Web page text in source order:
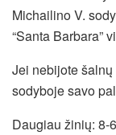
Michailino V.
“Santa Barbara”
Jei nebijote
sodyboje savo
Daugiau žinių: 8-